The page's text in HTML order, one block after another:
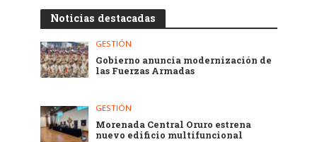
Noticias destacadas
GESTIÓN
Gobierno anuncia modernización de
las Fuerzas Armadas
GESTIÓN
Morenada Central Oruro estrena
nuevo edificio multifuncional